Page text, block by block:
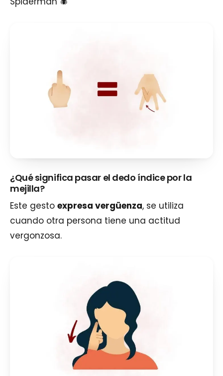
¿Qué significa pasar el dedo índice por la
mejilla?
Este gesto expresa vergüenza, se utiliza
cuando otra persona tiene una actitud
vergonzosa.